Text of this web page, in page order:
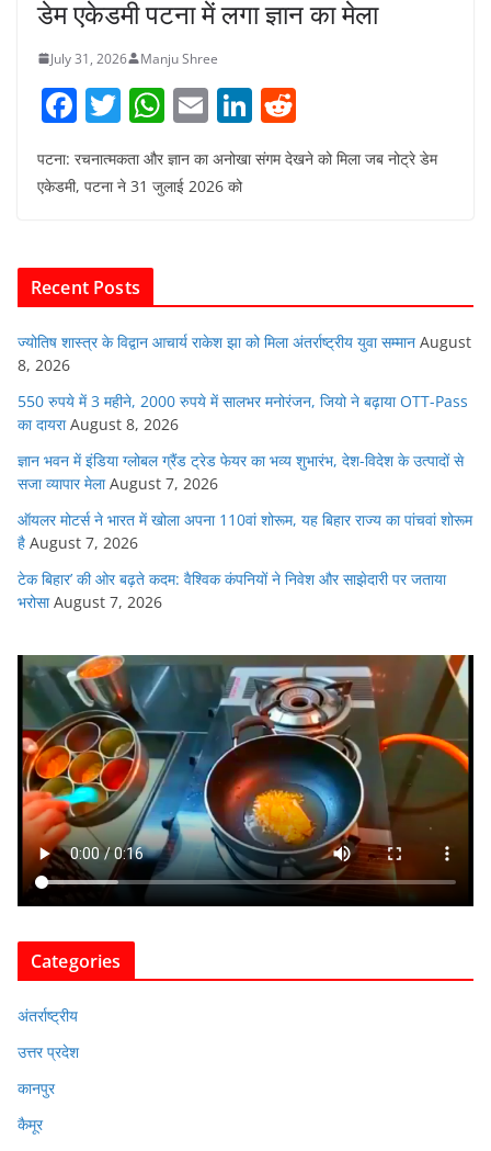
डेम एकेडमी पटना में लगा ज्ञान का मेला
July 31, 2026 Manju Shree
F
c
o
o
k
T
itt
W
at
p
E
m
ai
Li
n
k
e
d
पटना: रचनात्मकता और ज्ञान का अनोखा संगम देखने को मिला जब नोट्रे डेम
एकेडमी, पटना ने 31 जुलाई 2026 को
Recent Posts
ज्योतिष शास्त्र के विद्वान आचार्य राकेश झा को मिला अंतर्राष्ट्रीय युवा सम्मान August
8, 2026
550 रुपये में 3 महीने, 2000 रुपये में सालभर मनोरंजन, जियो ने बढ़ाया OTT-Pass
का दायरा August 8, 2026
ज्ञान भवन में इंडिया ग्लोबल ग्रैंड ट्रेड फेयर का भव्य शुभारंभ, देश-विदेश के उत्पादों से
सजा व्यापार मेला August 7, 2026
ऑयलर मोटर्स ने भारत में खोला अपना 110वां शोरूम, यह बिहार राज्य का पांचवां शोरूम
है August 7, 2026
टेक बिहार’ की ओर बढ़ते कदम: वैश्विक कंपनियों ने निवेश और साझेदारी पर जताया
भरोसा August 7, 2026
Categories
अंतर्राष्ट्रीय
उत्तर प्रदेश
कानपुर
कैमूर